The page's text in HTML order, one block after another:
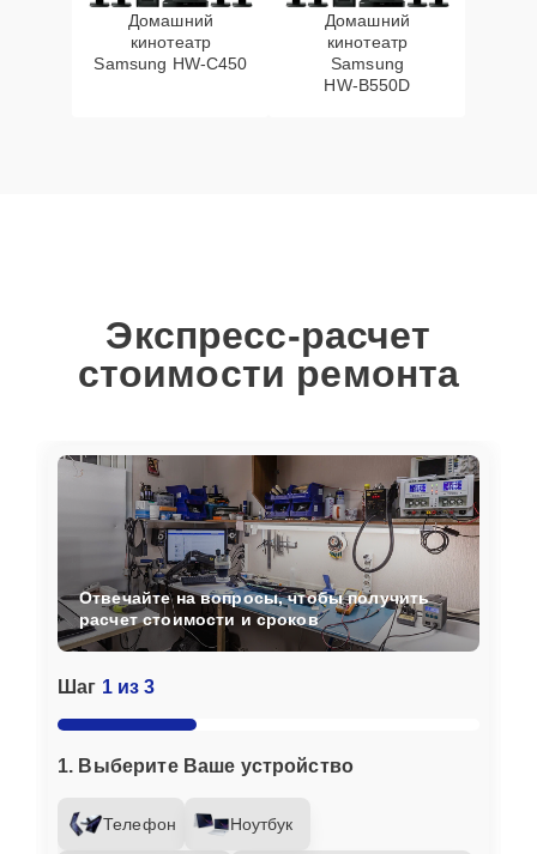
Домашний
кинотеатр
Samsung HW‑C450
Домашний
кинотеатр
Samsung
HW‑B550D
Экспресс-расчет
стоимости ремонта
Шаг 1 из 3
1. Выберите Ваше устройство
Телефон Ноутбук
Отвечайте на вопросы, чтобы получить
расчет стоимости и сроков